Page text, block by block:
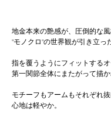
地金本来の艶感が、圧倒的な
"モノクロ"の世界観が引き立っ
指を覆うようにフィットするオ
第一関節全体にまたがって描
モチーフもアームもそれぞれ
心地は軽やか。